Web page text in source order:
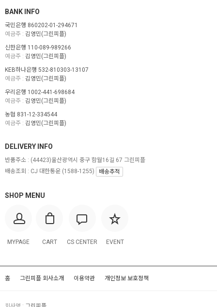
BANK INFO
국민은행 860202-01-294671
예금주 : 김영민(그린피플)
신한은행 110-089-989266
예금주 : 김영민(그린피플)
KEB하나은행 532-810303-13107
예금주 : 김영민(그린피플)
우리은행 1002-441-698684
예금주 : 김영민(그린피플)
농협 831-12-334544
예금주 : 김영민(그린피플)
SHOP MENU
MYPAGE CART CS CENTER EVENT
DELIVERY INFO
반품주소 : (44423)울산광역시 중구 함월16길 67 그린피플
배송조회 : CJ 대한통운 (1588-1255)
배송추적
홈 그린피플 회사소개 이용약관 개인정보 보호정책